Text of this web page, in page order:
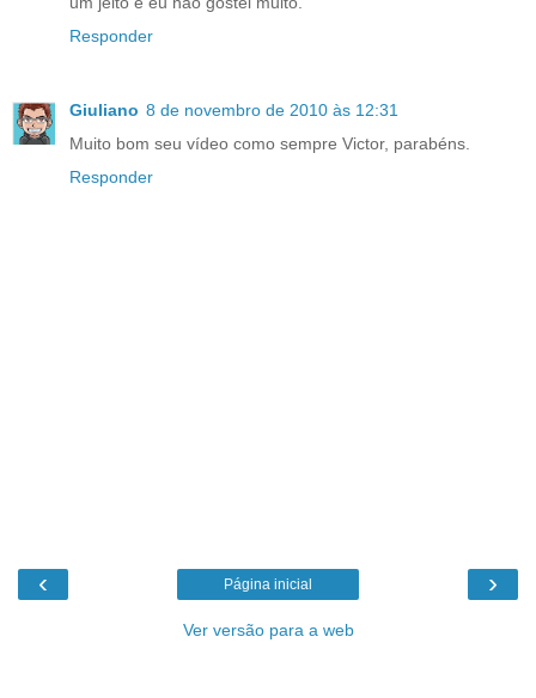
Responder
Giuliano 8 de novembro de 2010 às 12:31
Muito bom seu vídeo como sempre Victor, parabéns.
Responder
‹ ›
Página inicial
Ver versão para a web